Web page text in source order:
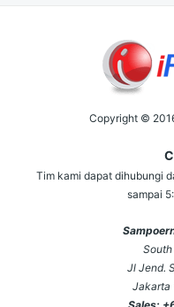
Copyright ©
Tim kami dapat dihubungi
sampai
Jl Jend.
Jakarta